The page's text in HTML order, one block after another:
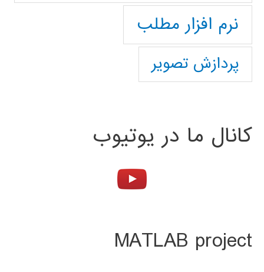
نرم افزار مطلب
پردازش تصویر
کانال ما در یوتیوب
MATLAB project